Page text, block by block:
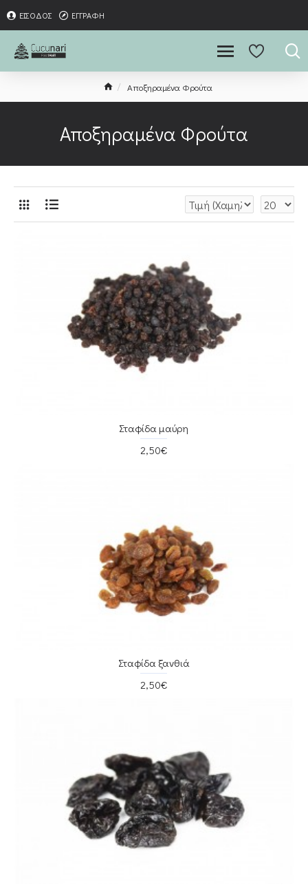
ΕΊΣΟΔΟΣ ΕΓΓΡΑΦΉ
Αποξηραμένα Φρούτα
Αποξηραμένα Φρούτα
Σταφίδα μαύρη
2,50€
Σταφίδα ξανθιά
2,50€